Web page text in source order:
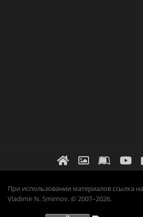
При использовании материалов ссылка
Vladimir N. Smirnov. © 2007–2026.